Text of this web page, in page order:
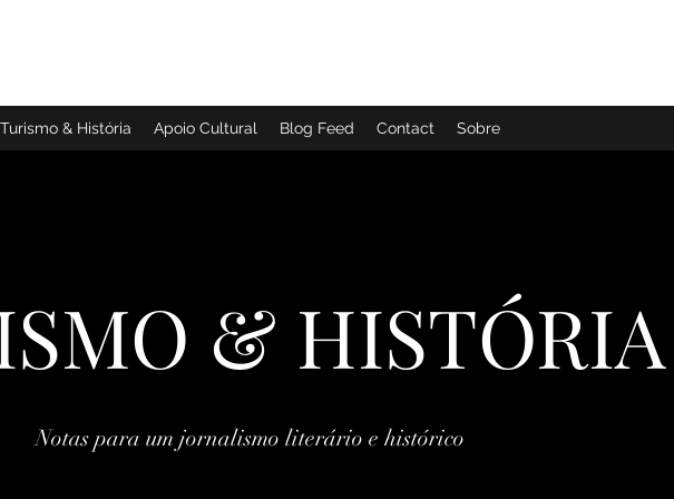
Turismo & História Apoio Cultural Blog Feed Contact Sobre
& HISTÓRIA
Notas para um jornalismo literário e histórico